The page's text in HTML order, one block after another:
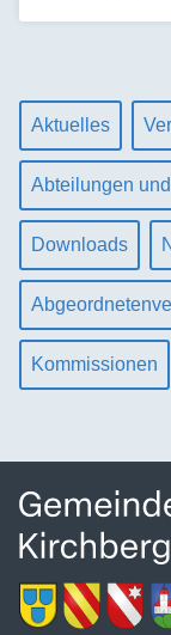
Aktuelles
Abteilungen
Downloads
Kommissionen